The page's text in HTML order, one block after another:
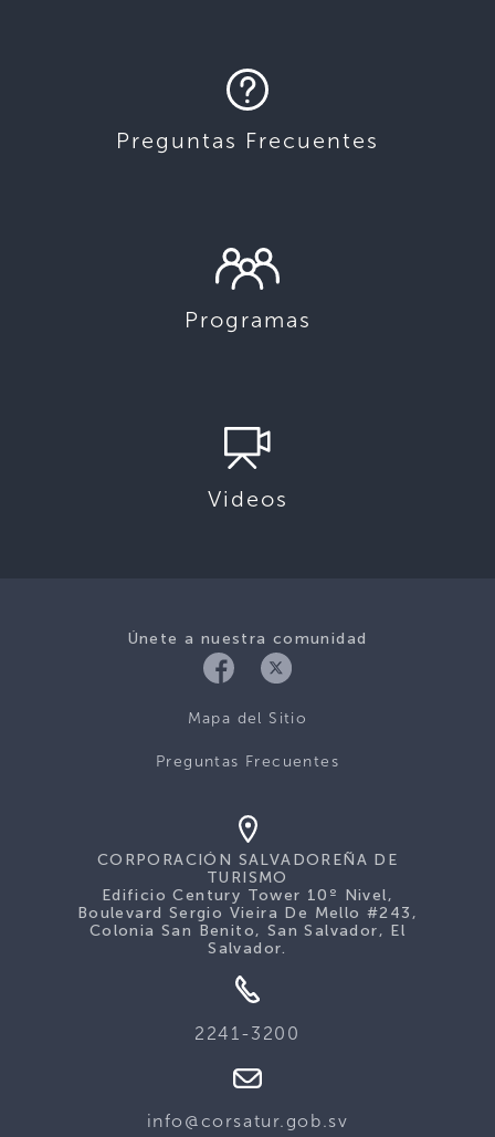
Preguntas Frecuentes
Programas
Videos
Únete a nuestra comunidad
Mapa del Sitio
Preguntas Frecuentes
CORPORACIÓN SALVADOREÑA DE
TURISMO
Edificio Century Tower 10º Nivel,
Boulevard Sergio Vieira De Mello #243,
Colonia San Benito, San Salvador, El
Salvador.
2241-3200
info@corsatur.gob.sv